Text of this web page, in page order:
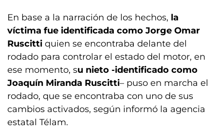
En base a la narración de los hechos, la
víctima fue identificada como Jorge Omar
Ruscitti quien se encontraba delante del
rodado para controlar el estado del motor, en
ese momento, su nieto -identificado como
Joaquín Miranda Ruscitti– puso en marcha el
rodado, que se encontraba con uno de sus
cambios activados, según informó la agencia
estatal Télam.